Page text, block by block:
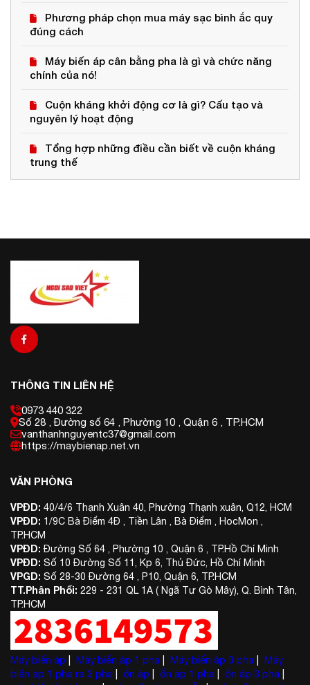
Phương pháp chọn mua máy sạc bình ắc quy
đúng cách
Máy biến áp cân bằng pha là gì và chức năng
chính của nó!
Cuộn kháng khởi động cơ là gì? Cấu tạo và
nguyên lý hoạt động
Tổng hợp những điều cần biết về cuộn kháng
trung thế
THÔNG TIN LIÊN HỆ
0973 440 322
Số 28 , Đường số 64 , Phường 10 , Quận 6 , TP.HCM
vanthanhnguyentc37@gmail.com
https://maybienap.net.vn
VĂN PHÒNG
VPĐD: 40/4/6 Thạnh Xuân 40, Phường Thạnh xuân, Q12, HCM
VPĐD: 1/9C Bà Điểm 4Đ , Tiền Lân , Bà Điểm , HocMon ,
TP.HCM
VPĐD: Đường Số 64 , Phường 10 , Quận 6 , TP.Hồ Chí Minh
VPĐD: Số 10 Đường Số 11, Kp 6, Thủ Đức, Hồ Chí Minh
VPGD: Số 28-30 Đường 64 , P10, Quận 6, TP.HCM
TT.Phân Phối: 229 - 231 QL 1A ( Ngã Tư Gò Mây), Q. Bình Tân,
TP.HCM
Máy biến áp Máy biến áp 1 pha Máy biến áp 3 pha
Máy
biến áp 1 pha ra 3 pha
ổn áp ổn áp 1 pha ổn áp 3 pha